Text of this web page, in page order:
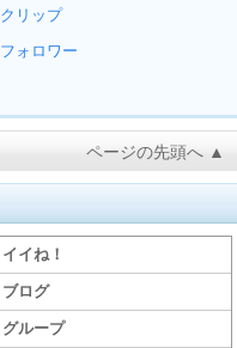
クリップ
フォロワー
ページの先頭へ ▲
イイね！
ブログ
グループ